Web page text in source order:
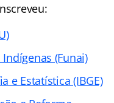
(Funai)
e Estatística (IBGE)